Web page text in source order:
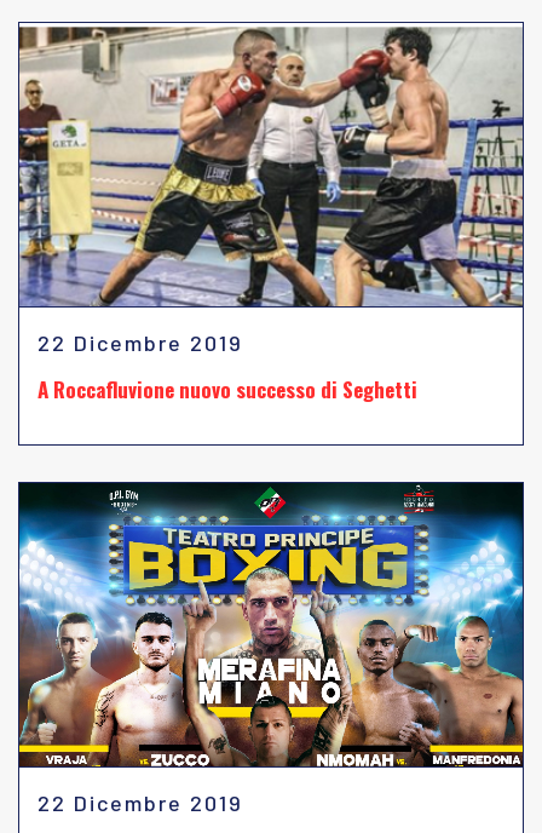
22 Dicembre 2019
A Roccafluvione nuovo successo di Seghetti
22 Dicembre 2019